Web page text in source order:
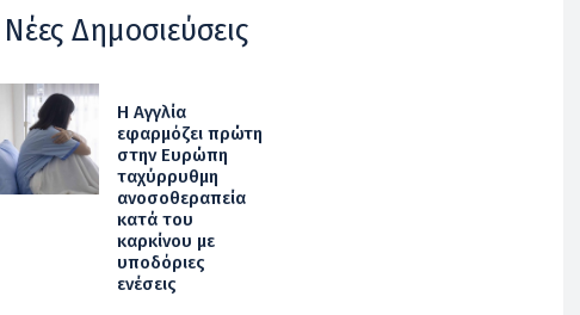
Νέες Δημοσιεύσεις
Η Αγγλία
εφαρμόζει πρώτη
στην Ευρώπη
ταχύρρυθμη
ανοσοθεραπεία
κατά του
καρκίνου με
υποδόριες
ενέσεις